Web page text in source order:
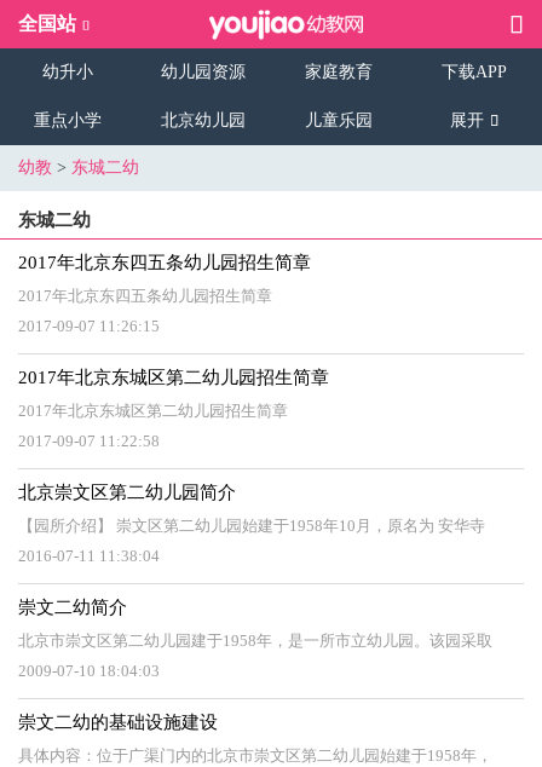
全国站
幼升小 幼儿园资源 家庭教育 下载APP
重点小学 北京幼儿园 儿童乐园 展开
幼教 > 东城二幼
东城二幼
2017年北京东四五条幼儿园招生简章
2017年北京东四五条幼儿园招生简章
2017-09-07 11:26:15
2017年北京东城区第二幼儿园招生简章
2017年北京东城区第二幼儿园招生简章
2017-09-07 11:22:58
北京崇文区第二幼儿园简介
【园所介绍】 崇文区第二幼儿园始建于1958年10月，原名为 安华寺
2016-07-11 11:38:04
崇文二幼简介
北京市崇文区第二幼儿园建于1958年，是一所市立幼儿园。该园采取
2009-07-10 18:04:03
崇文二幼的基础设施建设
具体内容：位于广渠门内的北京市崇文区第二幼儿园始建于1958年，